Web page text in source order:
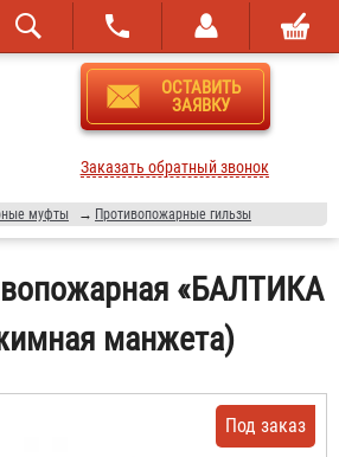
ОСТАВИТЬ
ЗАЯВКУ
Заказать обратный звонок
муфты → Противопожарные гильзы
«БАЛТИКА
манжета)
Под заказ